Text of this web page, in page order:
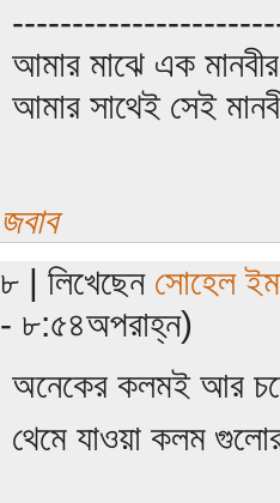
আমার মাঝে এক
আমার সাথেই সেই
জবাব
৮ | লিখেছেন সোহেল
- ৮:৫৪অপরাহ্ন)
অনেকের কলমই আর
থেমে যাওয়া কলম